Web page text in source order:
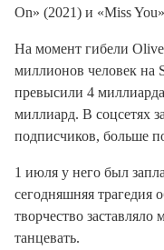
On» (2021) и «Miss
На момент гибели
миллионов человек на
превысили 4
миллиард. В соцсетях
подписчиков, больше
1 июля у него был
сегодняшняя трагедия
творчество
танцевать.